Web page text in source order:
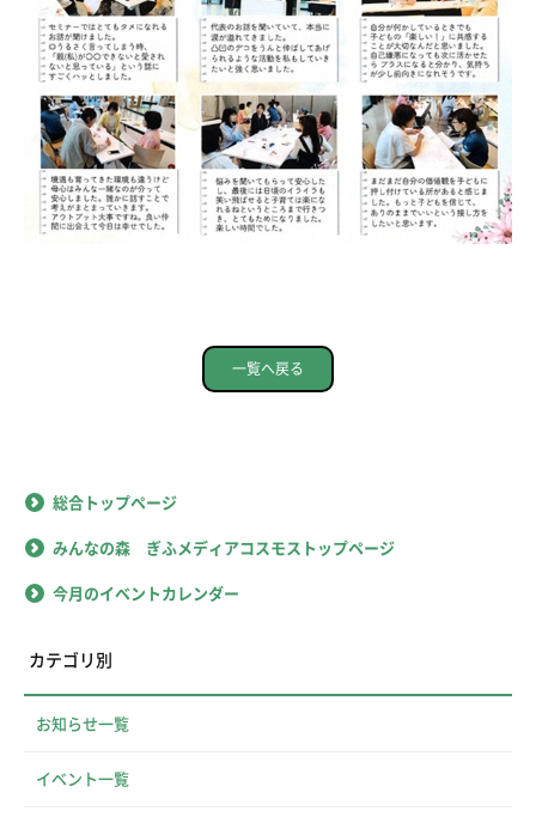
一覧へ戻る
総合トップページ
みんなの森 ぎふメディアコスモストップページ
今月のイベントカレンダー
カテゴリ別
お知らせ一覧
イベント一覧